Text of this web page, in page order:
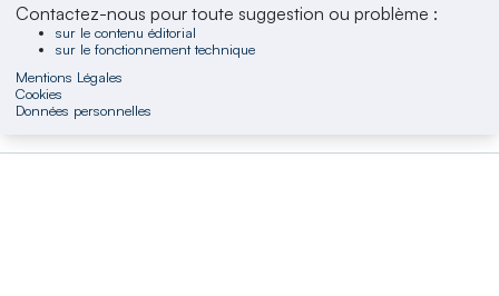
Contactez-nous pour toute suggestion ou problème :
sur le contenu éditorial
sur le fonctionnement technique
Mentions Légales
Cookies
Données personnelles